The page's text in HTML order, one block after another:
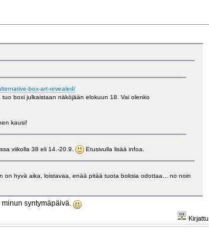
box-art-revealed/
boxi julkaistaan näköjään elokuun 18. Vai olenko
kausi!
viikolla 38 eli 14.-20.9. Etusivulla lisää infoa.
on hyvä aika, loistavaa, enää pitää tuota boksia odottaa... no noin
syntymäpäivä.
Kirjattu